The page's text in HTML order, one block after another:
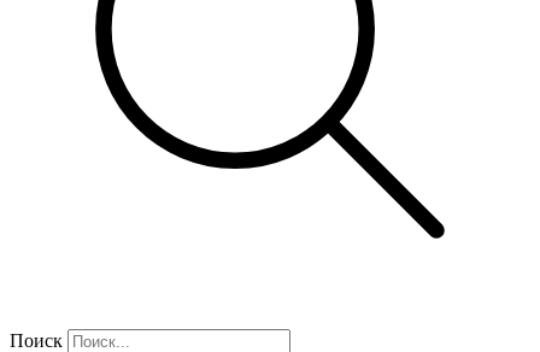
Поиск